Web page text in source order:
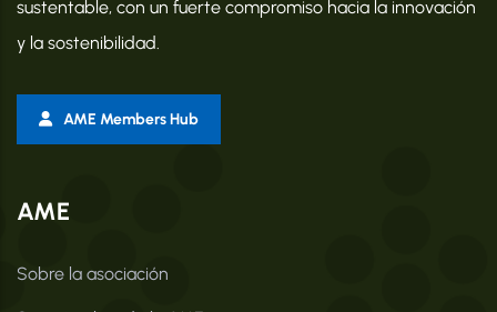
sustentable, con un fuerte compromiso hacia la innovación
y la sostenibilidad.
AME Members Hub
AME
Sobre la asociación